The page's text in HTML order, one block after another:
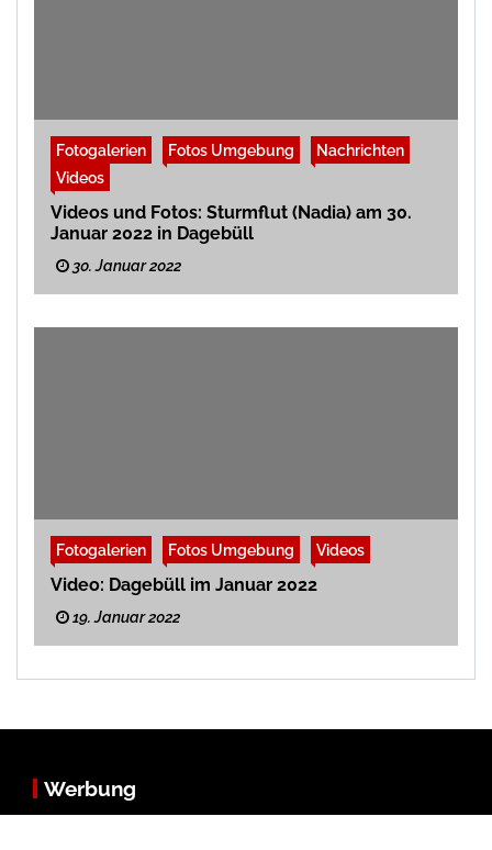
Fotogalerien Fotos Umgebung
Nachrichten
Videos
Videos und Fotos: Sturmflut (Nadia) am 30.
Januar 2022 in Dagebüll
30. Januar 2022
Fotogalerien Fotos Umgebung Videos
Video: Dagebüll im Januar 2022
19. Januar 2022
Werbung